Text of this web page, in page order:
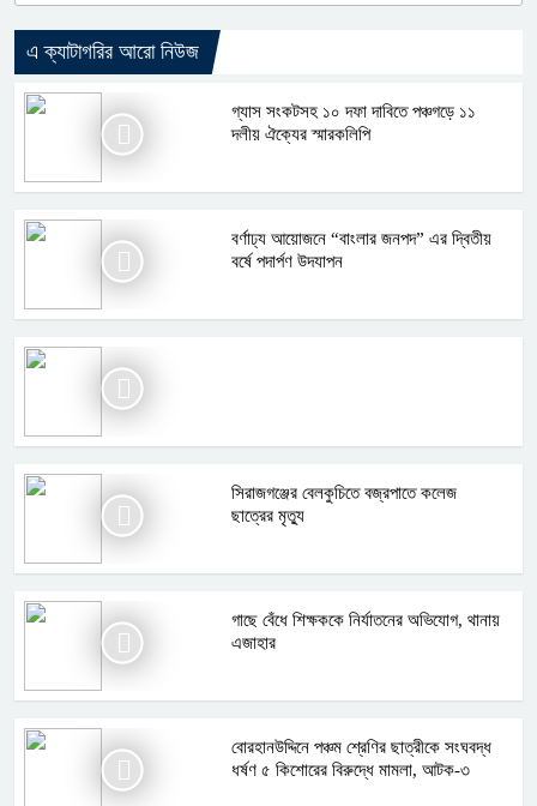
এ ক্যাটাগরির আরো নিউজ
গ্যাস সংকটসহ ১০ দফা দাবিতে পঞ্চগড়ে ১১
দলীয় ঐক্যের স্মারকলিপি
বর্ণাঢ্য আয়োজনে “বাংলার জনপদ” এর দ্বিতীয়
বর্ষে পদার্পণ উদযাপন
সিরাজগঞ্জের বেলকুচিতে বজ্রপাতে কলেজ
ছাত্রের মৃত্যু
গাছে বেঁধে শিক্ষককে নির্যাতনের অভিযোগ, থানায়
এজাহার
বোরহানউদ্দিনে পঞ্চম শ্রেণির ছাত্রীকে সংঘবদ্ধ
ধর্ষণ ৫ কিশোরের বিরুদ্ধে মামলা, আটক-৩